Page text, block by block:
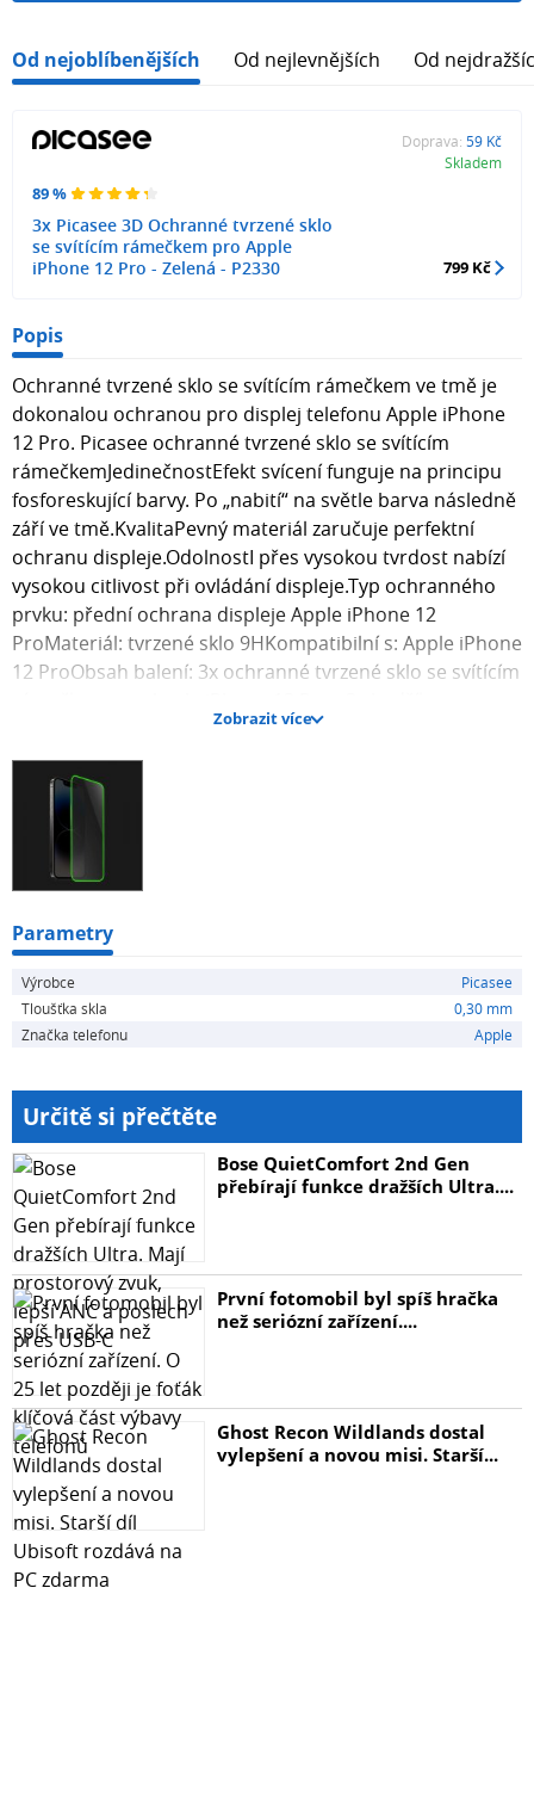
Od nejoblíbenějších Od nejlevnějších Od
89 %
3x Picasee 3D Ochranné tvrzené sklo
se svítícím rámečkem pro Apple
iPhone 12 Pro - Zelená - P2330
Doprava: 59 Kč
Skladem
799 Kč
Popis
Ochranné tvrzené sklo se svítícím rámečkem ve tmě je
dokonalou ochranou pro displej telefonu Apple iPhone
12 Pro. Picasee ochranné tvrzené sklo se svítícím
rámečkemJedinečnostEfekt svícení funguje na principu
fosforeskující barvy. Po „nabití“ na světle barva následně
září ve tmě.KvalitaPevný materiál zaručuje perfektní
ochranu displeje.OdolnostI přes vysokou tvrdost nabízí
vysokou citlivost při ovládání displeje.Typ ochranného
prvku: přední ochrana displeje Apple iPhone 12
ProMateriál: tvrzené sklo 9HKompatibilní s: Apple iPhone
12 ProObsah balení: 3x ochranné tvrzené sklo se svítícím
aplikaci skla na displej telefonu. Fotografie skla mohou
být ilustrativní.
Zobrazit více
Parametry
Výrobce
Picasee
Tloušťka skla
0,30 mm
Značka telefonu
Apple
Určitě si přečtěte
Bose QuietComfort 2nd Gen
přebírají funkce dražších Ultra....
První fotomobil byl spíš hračka
než seriózní zařízení....
Ghost Recon Wildlands dostal
vylepšení a novou misi. Starší...